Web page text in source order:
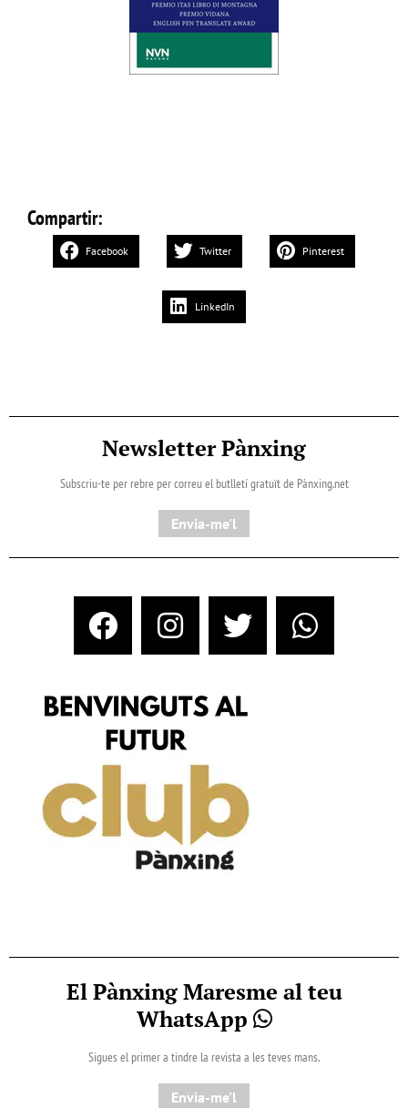
Compartir:
Facebook Twitter Pinterest
LinkedIn
Newsletter Pànxing
Subscriu-te per rebre per correu el butlletí gratuït de Pànxing.net​
Envia-me'l
El Pànxing Maresme al teu
WhatsApp
Sigues el primer a tindre la revista a les teves mans.
Envia-me'l